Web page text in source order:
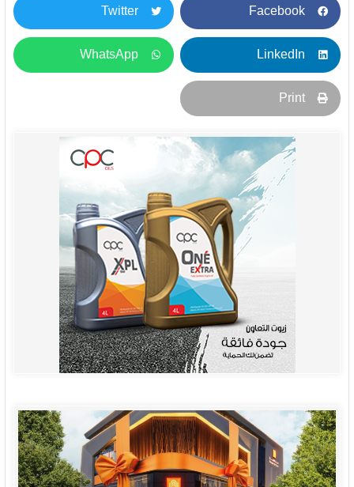
Facebook
Twitter
LinkedIn
WhatsApp
Print